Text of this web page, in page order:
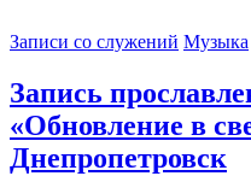
Записи со служений Музыка
Запись
«Обновление в
Днепропетровск